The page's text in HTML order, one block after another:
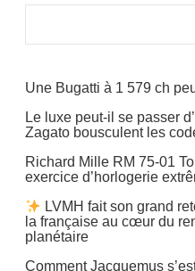
Une Bugatti à 1 579 ch
Le luxe peut-il se passer
Zagato bousculent les
Richard Mille RM 75-01
exercice d’horlogerie
LVMH fait son grand
la française au cœur du
planétaire
Comment Jacquemus